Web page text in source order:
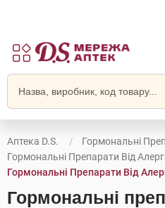
Аптека D.S.
Гормональні
Гормональні Препарати Від
Гормональні Препарати Від
Гормональні